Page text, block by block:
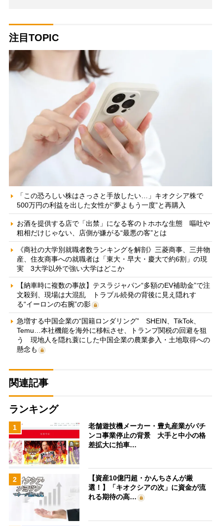
注目TOPIC
「この恐ろしい株はさっさと手放したい…」キオクシア株で
500万円の利益を出した女性が“夢よもう一度”と再購入
お酒を提供する店で「出禁」になる客のトホホな生態 嘔吐や
粗相だけじゃない、店側が嫌がる“最悪の客”とは
《商社の大学別就職者数ランキングを解剖》三菱商事、三井物
産、住友商事への就職者は「東大・早大・慶大で約6割」の現
実 3大学以外で強い大学はどこか
【納車時に複数の事故】テスラジャパン“多額のEV補助金”で注
文殺到、現場は大混乱 トラブル続発の背後に見え隠れす
る“イーロンの右腕”の影
急増する中国企業の“国籍ロンダリング” SHEIN、TikTok、
Temu…本社機能を海外に移転させ、トランプ関税の回避を狙
う 現地人を隠れ蓑にした中国企業の農業参入・土地取得への
懸念も
関連記事
ランキング
1
老舗遊技機メーカー・豊丸産業がパチ
ンコ事業停止の背景 大手と中小の格
差拡大に拍車…
2
【資産10億円超・かんちさんが厳
選！】「キオクシアの次」に資金が流
れる期待の高…